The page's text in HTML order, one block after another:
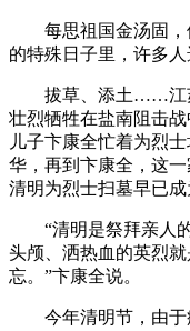
每思祖国金汤固，
的特殊日子里，许多人
拔草、添土……江苏
壮烈牺牲在盐南阻击
儿子卞康全忙着为烈
华，再到卞康全，这
清明为烈士扫墓早已成
“清明是祭拜亲人的
头颅、洒热血的英烈
忘。”卞康全说。
今年清明节，由于